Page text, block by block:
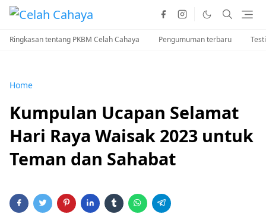
Ringkasan tentang PKBM Celah Cahaya Pengumuman terbaru
Home
Kumpulan Ucapan Selamat
Hari Raya Waisak 2023 untuk
Teman dan Sahabat